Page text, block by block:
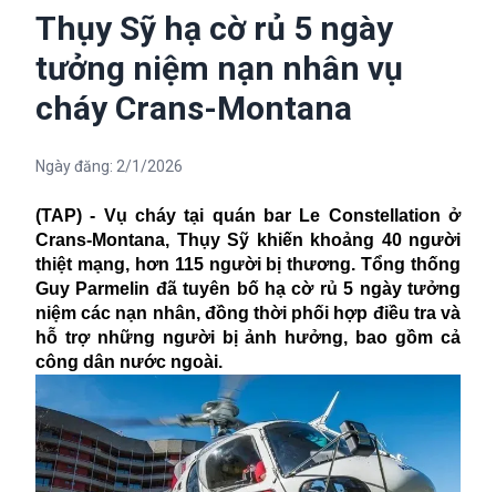
Thụy Sỹ hạ cờ rủ 5 ngày
tưởng niệm nạn nhân vụ
cháy Crans-Montana
Ngày đăng: 2/1/2026
(TAP) - Vụ cháy tại quán bar Le Constellation ở
Crans-Montana, Thụy Sỹ khiến khoảng 40 người
thiệt mạng, hơn 115 người bị thương. Tổng thống
Guy Parmelin đã tuyên bố hạ cờ rủ 5 ngày tưởng
niệm các nạn nhân, đồng thời phối hợp điều tra và
hỗ trợ những người bị ảnh hưởng, bao gồm cả
công dân nước ngoài.